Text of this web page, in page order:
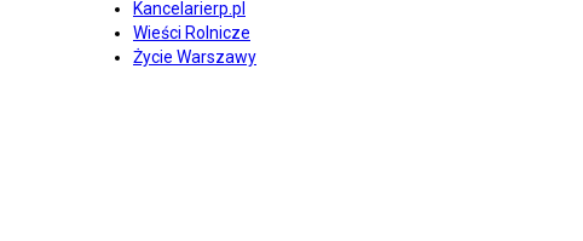
Kancelarierp.pl
Wieści Rolnicze
Życie Warszawy